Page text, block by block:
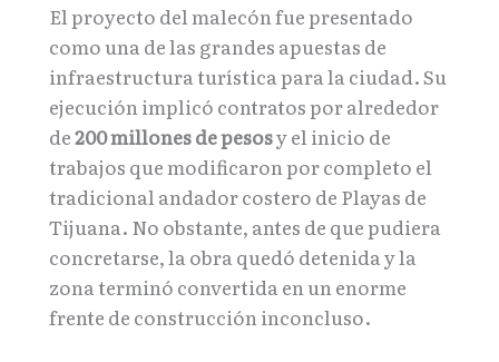
El proyecto del malecón fue presentado
como una de las grandes apuestas de
infraestructura turística para la ciudad. Su
ejecución implicó contratos por alrededor
de200 millones de pesosy el inicio de
trabajos que modificaron por completo el
tradicional andador costero de Playas de
Tijuana. No obstante, antes de que pudiera
concretarse, la obra quedó detenida y la
zona terminó convertida en un enorme
frente de construcción inconcluso.